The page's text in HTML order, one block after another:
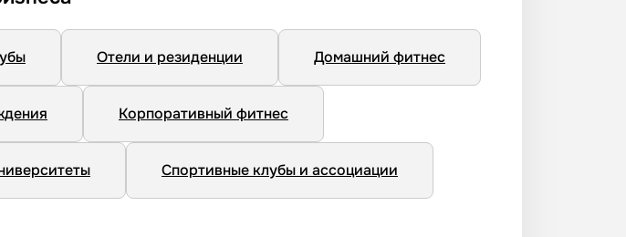
Отели и резиденции Домашний фитнес
Корпоративный фитнес
Спортивные клубы и ассоциации